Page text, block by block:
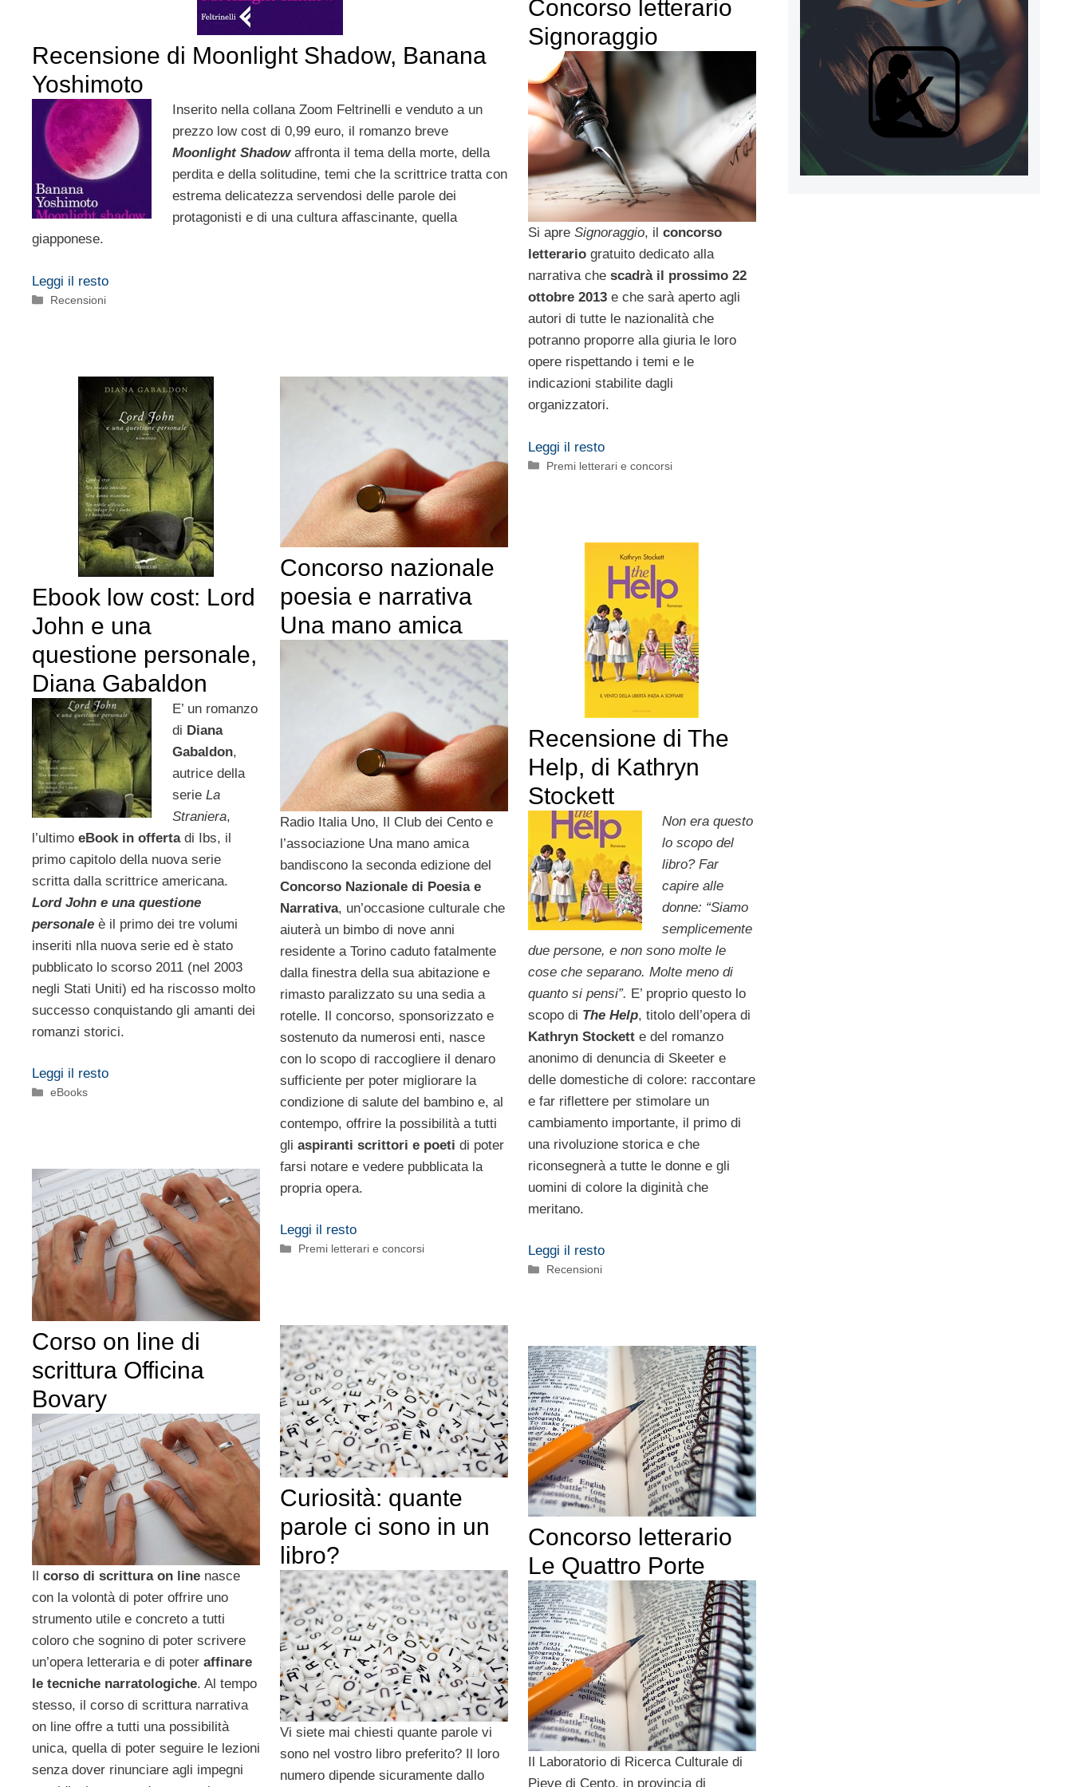
Recensione di Moonlight Shadow, Banana
Yoshimoto
Inserito nella collana Zoom Feltrinelli e venduto a un
prezzo low cost di 0,99 euro, il romanzo breve
Moonlight Shadow affronta il tema della morte, della
perdita e della solitudine, temi che la scrittrice tratta con
estrema delicatezza servendosi delle parole dei
protagonisti e di una cultura affascinante, quella
giapponese.
Leggi il resto
Categorie
Recensioni
Concorso letterario
Signoraggio
Si apre Signoraggio, il concorso
letterario gratuito dedicato alla
narrativa che scadrà il prossimo 22
ottobre 2013e che sarà aperto agli
autori di tutte le nazionalità che
potranno proporre alla giuria le loro
opere rispettando i temi e le
indicazioni stabilite dagli
organizzatori.
Leggi il resto
Categorie
Premi letterari e concorsi
Ebook low cost: Lord
John e una
questione personale,
Diana Gabaldon
E’ un romanzo
di Diana
Gabaldon,
autrice della
serie La
Straniera,
l’ultimo eBook in offerta di Ibs, il
primo capitolo della nuova serie
scritta dalla scrittrice americana.
Lord John e una questione
personale è il primo dei tre volumi
inseriti nlla nuova serie ed è stato
pubblicato lo scorso 2011 (nel 2003
negli Stati Uniti) ed ha riscosso molto
successo conquistando gli amanti dei
romanzi storici.
Leggi il resto
Categorie
eBooks
Concorso nazionale
poesia e narrativa
Una mano amica
Radio Italia Uno, Il Club dei Cento e
l’associazione Una mano amica
bandiscono la seconda edizione del
Concorso Nazionale di Poesia e
Narrativa, un’occasione culturale che
aiuterà un bimbo di nove anni
residente a Torino caduto fatalmente
dalla finestra della sua abitazione e
rimasto paralizzato su una sedia a
rotelle. Il concorso, sponsorizzato e
sostenuto da numerosi enti, nasce
con lo scopo di raccogliere il denaro
sufficiente per poter migliorare la
condizione di salute del bambino e, al
contempo, offrire la possibilità a tutti
gli aspiranti scrittori e poeti di poter
farsi notare e vedere pubblicata la
propria opera.
Leggi il resto
Categorie
Premi letterari e concorsi
Recensione di The
Help, di Kathryn
Stockett
Non era questo
lo scopo del
libro? Far
capire alle
donne: “Siamo
semplicemente
due persone, e non sono molte le
cose che separano. Molte meno di
quanto si pensi”. E’ proprio questo lo
scopo di The Help, titolo dell’opera di
Kathryn Stockett e del romanzo
anonimo di denuncia di Skeeter e
delle domestiche di colore: raccontare
e far riflettere per stimolare un
cambiamento importante, il primo di
una rivoluzione storica e che
riconsegnerà a tutte le donne e gli
uomini di colore la diginità che
meritano.
Leggi il resto
Categorie
Recensioni
Corso on line di
scrittura Officina
Bovary
Il corso di scrittura on line nasce
con la volontà di poter offrire uno
strumento utile e concreto a tutti
coloro che sognino di poter scrivere
un’opera letteraria e di poter affinare
le tecniche narratologiche. Al tempo
stesso, il corso di scrittura narrativa
on line offre a tutti una possibilità
unica, quella di poter seguire le lezioni
senza dover rinunciare agli impegni
Curiosità: quante
parole ci sono in un
libro?
Vi siete mai chiesti quante parole vi
sono nel vostro libro preferito? Il loro
numero dipende sicuramente dallo
Concorso letterario
Le Quattro Porte
Il Laboratorio di Ricerca Culturale di
Pieve di Cento, in provincia di